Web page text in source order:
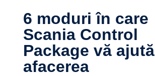
6 moduri în care
Scania Control
Package vă ajută
afacerea